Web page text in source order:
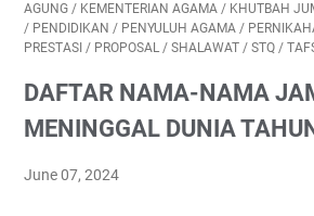
AGUNG / KEMENTERIAN AGAMA / KHUTBAH
/ PENDIDIKAN / PENYULUH AGAMA /
PRESTASI / PROPOSAL / SHALAWAT / STQ /
DAFTAR NAMA-NAMA
MENINGGAL DUNIA
June 07, 2024